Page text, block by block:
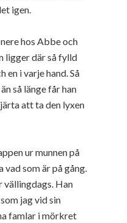
igen.
hos Abbe och
ligger där så fylld
en i varje hand. Så
så länge får han
att ta den lyxen
ur munnen på
som är på gång.
vällingdags. Han
jag vid sin
famlar i mörkret